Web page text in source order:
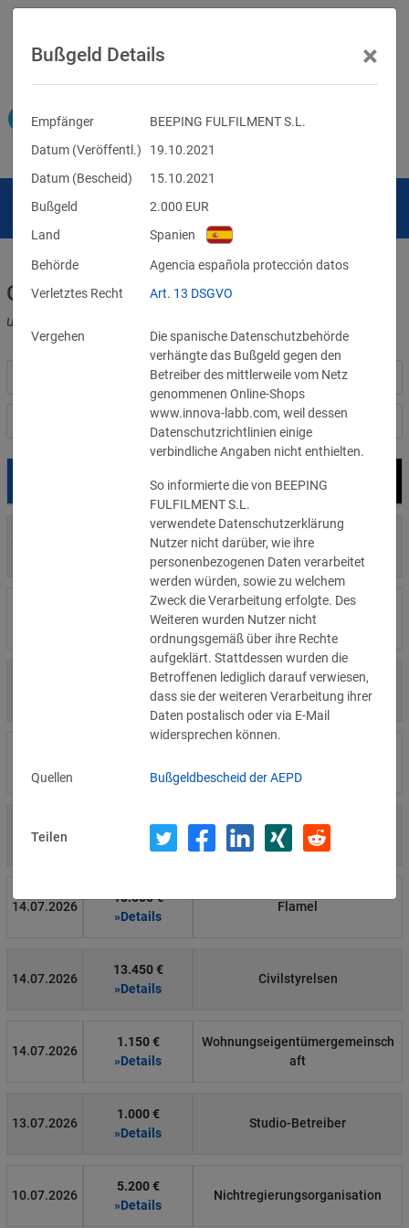
Geldbußen für DSGVO-Verstöße
und für Verletzungen anderer Datenschutzgesetze
Nach Land filtern
Bußgeld Empfänger
29.07.2026
700 €
Privatperson
1.715.600 €
»Details
Wind Tre
6.358 €
»Details
Privatperson
»Details
14.07.2026
4.000 €
»Details
Η Μάθηση
14.07.2026
15.000 €
»Details
Flamel
14.07.2026
13.450 €
»Details
Civilstyrelsen
14.07.2026
1.150 €
»Details
Wohnungseigentümergemeinsch
aft
13.07.2026
1.000 €
»Details
Studio-Betreiber
10.07.2026
5.200 €
»Details
Nichtregierungsorganisation
Bußgeld Details ×
Empfänger
BEEPING FULFILMENT S.L.
Datum (Veröffentl.)
19.10.2021
Datum (Bescheid)
15.10.2021
Bußgeld
2.000 EUR
Land
Spanien
Behörde
Agencia española protección datos
Verletztes Recht
Art. 13 DSGVO
Vergehen
Die spanische Datenschutzbehörde
verhängte das Bußgeld gegen den
Betreiber des mittlerweile vom Netz
genommenen Online-Shops
www.innova-labb.com, weil dessen
Datenschutzrichtlinien einige
verbindliche Angaben nicht enthielten.
So informierte die von BEEPING
FULFILMENT S.L.
verwendete Datenschutzerklärung
Nutzer nicht darüber, wie ihre
personenbezogenen Daten verarbeitet
werden würden, sowie zu welchem
Zweck die Verarbeitung erfolgte. Des
Weiteren wurden Nutzer nicht
ordnungsgemäß über ihre Rechte
aufgeklärt. Stattdessen wurden die
Betroffenen lediglich darauf verwiesen,
dass sie der weiteren Verarbeitung ihrer
Daten postalisch oder via E-Mail
widersprechen können.
Quellen Bußgeldbescheid der AEPD
Teilen